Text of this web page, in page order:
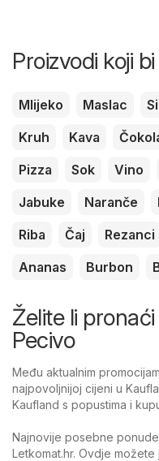
Proizvodi koji
Mlijeko Maslac
Kruh
Kava
Pizza
Sok Vino
Jabuke
Naranče
Riba
Čaj Rezanci
Ananas
Burbon
Želite li
Pecivo
Među aktualnim
najpovoljnijoj cijeni u
Kaufland s popustima i
Najnovije posebne
Letkomat.hr. Ovdje